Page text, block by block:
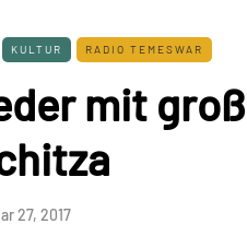
KULTUR RADIO TEMESWAR
mit
27, 2017